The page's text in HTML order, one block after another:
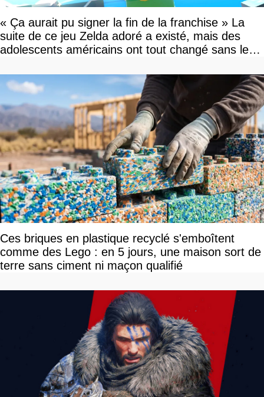
« Ça aurait pu signer la fin de la franchise » La
suite de ce jeu Zelda adoré a existé, mais des
adolescents américains ont tout changé sans le
Ces briques en plastique recyclé s'emboîtent
comme des Lego : en 5 jours, une maison sort de
terre sans ciment ni maçon qualifié